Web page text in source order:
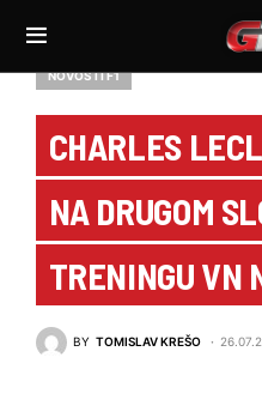
NOVOSTI F1
CHARLES
NA DRUGOM
TRENINGU VN
BY TOMISLAV KREŠO